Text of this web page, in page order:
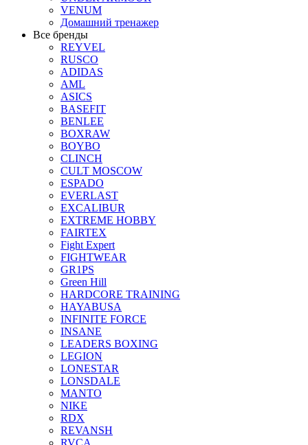
VENUM
Домашний тренажер
Все бренды
REYVEL
RUSCO
ADIDAS
AML
ASICS
BASEFIT
BENLEE
BOXRAW
BOYBO
CLINCH
CULT MOSCOW
ESPADO
EVERLAST
EXCALIBUR
EXTREME HOBBY
FAIRTEX
Fight Expert
FIGHTWEAR
GR1PS
Green Hill
HARDCORE TRAINING
HAYABUSA
INFINITE FORCE
INSANE
LEADERS BOXING
LEGION
LONESTAR
LONSDALE
MANTO
NIKE
RDX
REVANSH
RVCA